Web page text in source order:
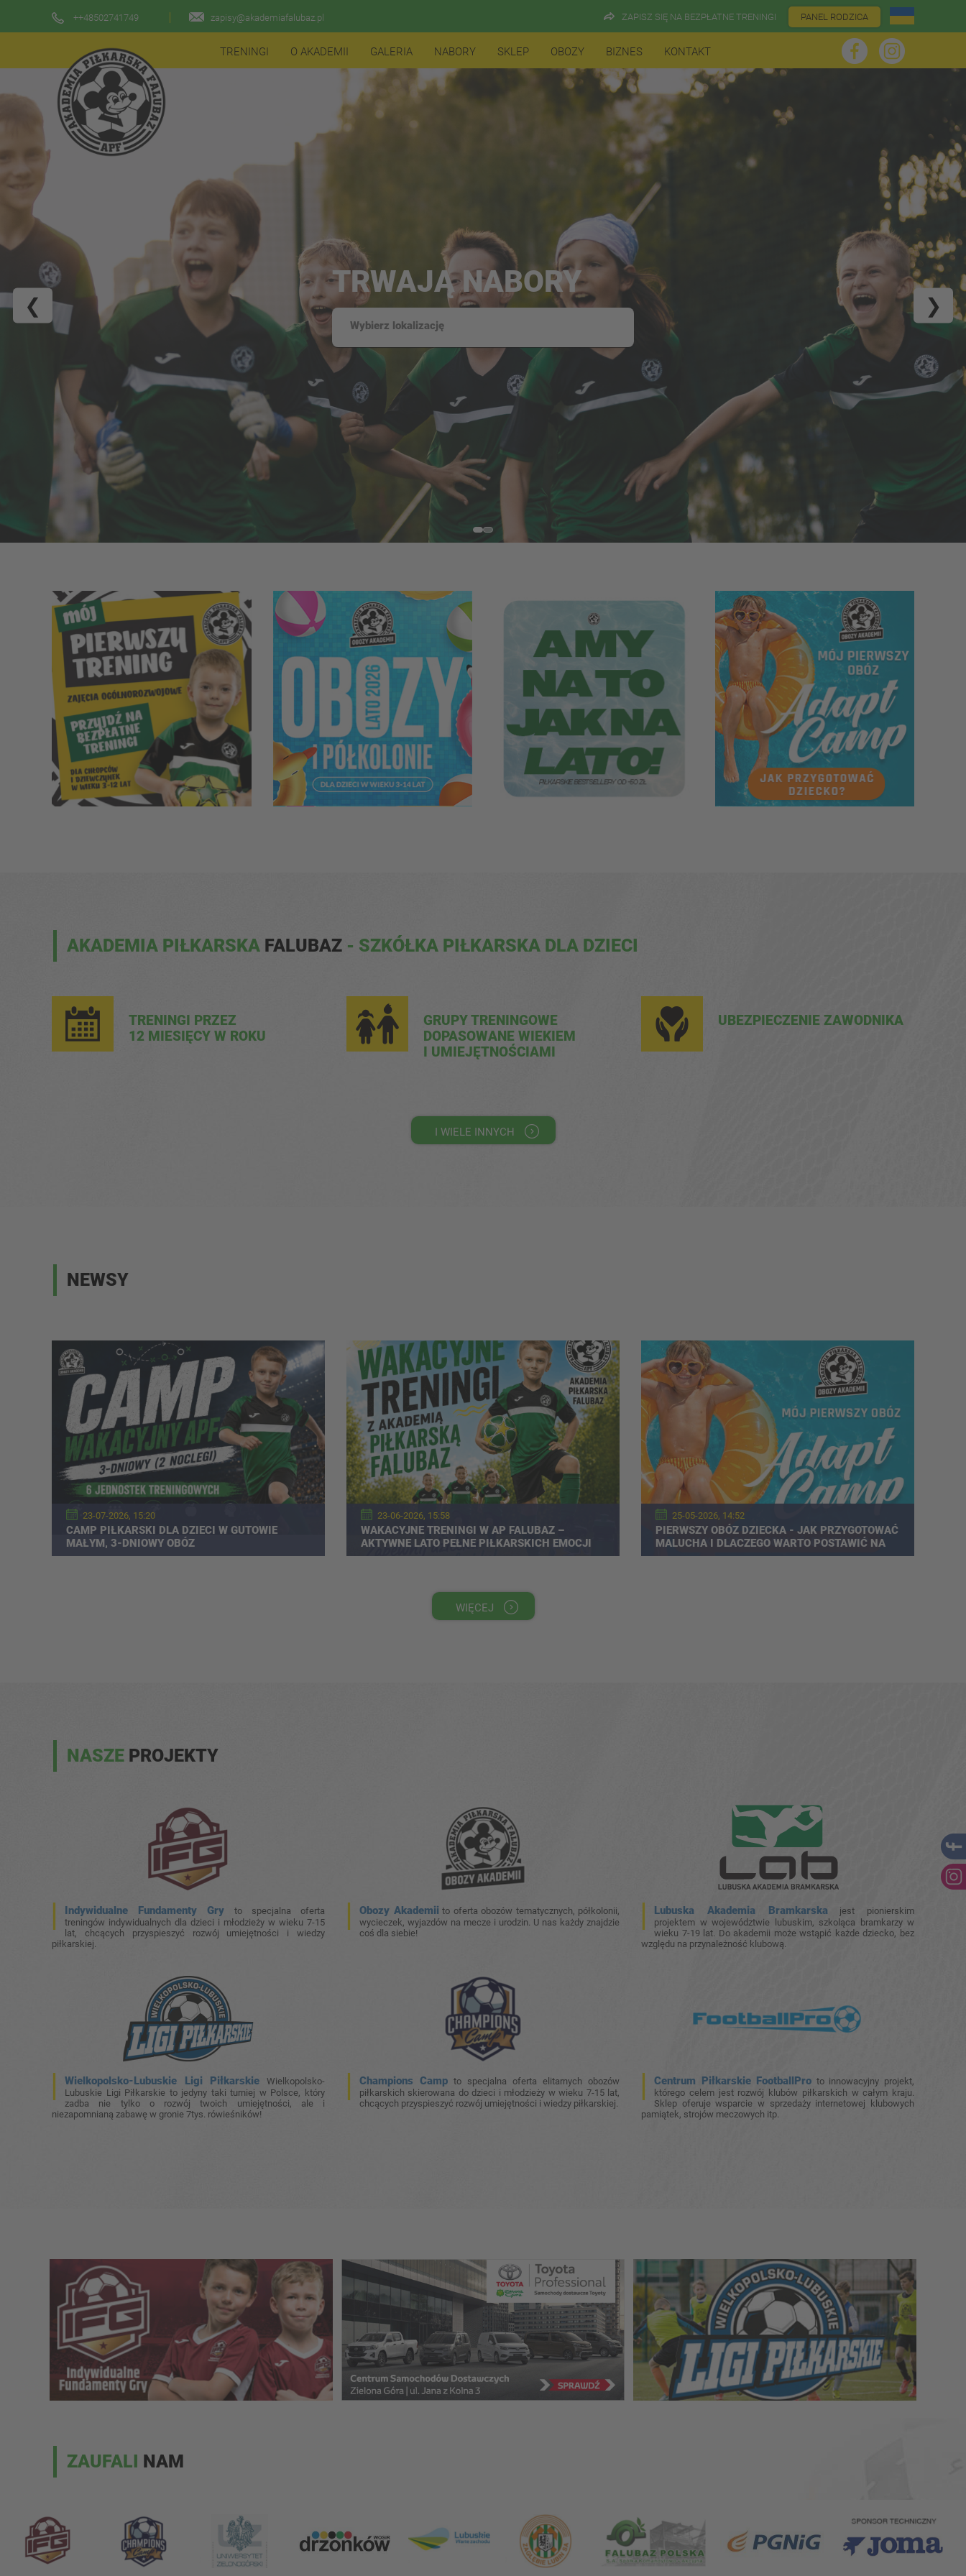
++48502741749 zapisy@akademiafalubaz.pl ZAPISZ SIĘ NA BEZPŁATNE TRENINGI PANEL RODZICA
TRENINGI O AKADEMII GALERIA NABORY SKLEP OBOZY BIZNES KONTAKT
TRWAJĄ NABORY
❮ ❯
AKADEMIA PIŁKARSKA FALUBAZ - SZKÓŁKA PIŁKARSKA DLA DZIECI
TRENINGI PRZEZ
12 MIESIĘCY W ROKU
GRUPY TRENINGOWE
DOPASOWANE WIEKIEM
I UMIEJĘTNOŚCIAMI
UBEZPIECZENIE ZAWODNIKA
I WIELE INNYCH
NEWSY
23-07-2026, 15:20
CAMP PIŁKARSKI DLA DZIECI W GUTOWIE
MAŁYM, 3-DNIOWY OBÓZ
23-06-2026, 15:58
WAKACYJNE TRENINGI W AP FALUBAZ –
AKTYWNE LATO PEŁNE PIŁKARSKICH EMOCJI
25-05-2026, 14:52
PIERWSZY OBÓZ DZIECKA - JAK PRZYGOTOWAĆ
MALUCHA I DLACZEGO WARTO POSTAWIĆ NA
WYJAZD SPORTOWY?
WIĘCEJ
NASZE PROJEKTY
Indywidualne Fundamenty Gry to specjalna oferta
treningów indywidualnych dla dzieci i młodzieży w wieku 7-15
lat, chcących przyspieszyć rozwój umiejętności i wiedzy
piłkarskiej.
Obozy Akademii to oferta obozów tematycznych, półkolonii,
wycieczek, wyjazdów na mecze i urodzin. U nas każdy znajdzie
coś dla siebie!
Lubuska Akademia Bramkarska jest pionierskim
projektem w województwie lubuskim, szkoląca bramkarzy w
wieku 7-19 lat. Do akademii może wstąpić każde dziecko, bez
względu na przynależność klubową.
Wielkopolsko-Lubuskie Ligi Piłkarskie Wielkopolsko-
Lubuskie Ligi Piłkarskie to jedyny taki turniej w Polsce, który
zadba nie tylko o rozwój twoich umiejętności, ale i
niezapomnianą zabawę w gronie 7tys. rówieśników!
Champions Camp to specjalna oferta elitarnych obozów
piłkarskich skierowana do dzieci i młodzieży w wieku 7-15 lat,
chcących przyspieszyć rozwój umiejętności i wiedzy piłkarskiej.
Centrum Piłkarskie FootballPro to innowacyjny projekt,
którego celem jest rozwój klubów piłkarskich w całym kraju.
Sklep oferuje wsparcie w sprzedaży internetowej klubowych
pamiątek, strojów meczowych itp.
ZAUFALI NAM